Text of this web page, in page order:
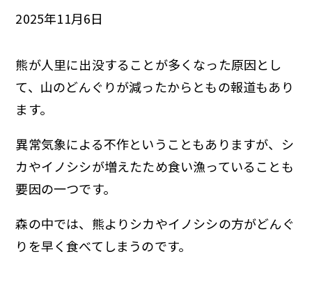
2025年11月6日
熊が人里に出没することが多くなった原因とし
て、山のどんぐりが減ったからともの報道もあり
ます。
異常気象による不作ということもありますが、シ
カやイノシシが増えたため食い漁っていることも
要因の一つです。
森の中では、熊よりシカやイノシシの方がどんぐ
りを早く食べてしまうのです。